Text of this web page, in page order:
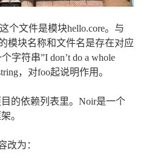
个文件是模块hello.core。与
模块名称和文件名是存在对应
字符串”I don’t do a whole
，对foo起说明作用。
的依赖列表里。Noir是一个
。
改为：